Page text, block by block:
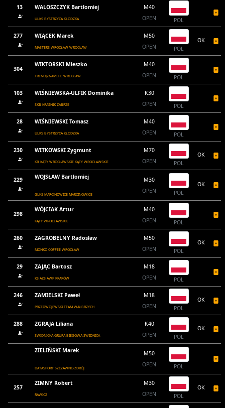
13 WALOSZCZYK Bartłomiej
ULKS BYSTRZYCA KŁODZKA
M40
OPEN
POL
277 WIĄCEK Marek
MASTERS WROCŁAW WROCŁAW
M50
OPEN
POL
OK
304
WIKTORSKI Mieszko
TRENUJZNAMI.PL WROCŁAW
M40
OPEN
POL
103 WIŚNIEWSKA-ULFIK Dominika
SKB KRAŚNIK ZABRZE
K30
OPEN
POL
28 WIŚNIEWSKI Tomasz
ULKS BYSTRZYCA KŁODZKA
M40
OPEN
POL
230 WITKOWSKI Zygmunt
KB KĄTY WROCŁAWSKIE KĄTY WROCŁAWSKIE
M70
OPEN
POL
OK
229 WOJSŁAW Bartłomiej
GLKS MARCINOWICE MARCINOWICE
M30
OPEN
POL
OK
298
WÓJCIAK Artur
KĄTY WROCŁAWSKIE
M40
OPEN
POL
260 ZAGROBELNY Radosław
MONKO COFFEE WROCŁAW
M50
OPEN
POL
OK
29 ZAJĄC Bartosz
KS AZS AWF KRAKÓW
M18
OPEN
POL
246 ZAMIELSKI Paweł
PRZEDWOJEWSKI TEAM WAŁBRZYCH
M18
OPEN
POL
OK
288 ZGRAJA Liliana
ŚWIDNICKA GRUPA BIEGOWA ŚWIDNICA
K40
OPEN
POL
OK
ZIELIŃSKI Marek
DATASPORT SZCZAWNO-ZDRÓJ
M50
OPEN
POL
257
ZIMNY Robert
RAWICZ
M30
OPEN
POL
OK